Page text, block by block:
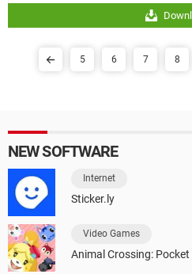
5 6 7 8
NEW SOFTWARE
Internet
Sticker.ly
Video Games
Animal Crossing: Pocket